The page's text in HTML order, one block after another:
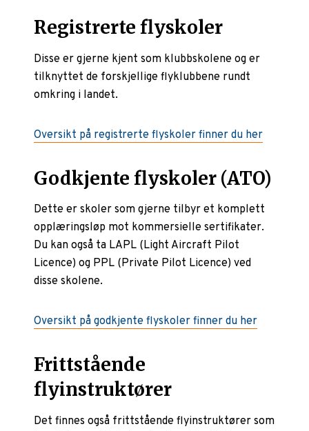
Registrerte flyskoler
Disse er gjerne kjent som klubbskolene og er
tilknyttet de forskjellige flyklubbene rundt
omkring i landet.
Oversikt på registrerte flyskoler finner du her
Godkjente flyskoler (ATO)
Dette er skoler som gjerne tilbyr et komplett
opplæringsløp mot kommersielle sertifikater.
Du kan også ta LAPL (Light Aircraft Pilot
Licence) og PPL (Private Pilot Licence) ved
disse skolene.
Oversikt på godkjente flyskoler finner du her
Frittstående
flyinstruktører
Det finnes også frittstående flyinstruktører som